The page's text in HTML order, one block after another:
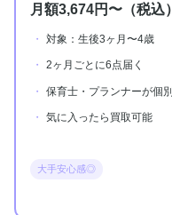
月額3,674円〜（税込）
対象：生後3ヶ月〜4歳
2ヶ月ごとに6点届く
保育士・プランナーが個
気に入ったら買取可能
大手安心感◎